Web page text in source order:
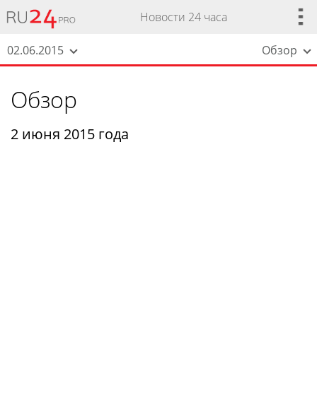
Новости 24 часа
02.06.2015 Обзор
Обзор
2 июня 2015 года